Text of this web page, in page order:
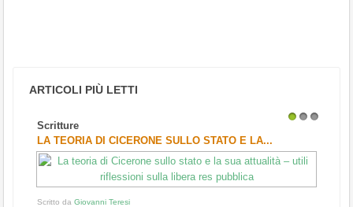
ARTICOLI PIÙ LETTI
Scritture
LA TEORIA DI CICERONE SULLO STATO E LA...
Scritto da Giovanni Teresi